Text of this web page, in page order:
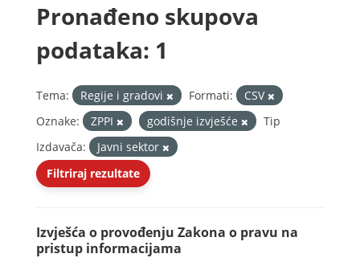
Pronađeno skupova
podataka: 1
Tema: Regije i gradovi Formati:
CSV
Oznake:
ZPPI godišnje izvješće
Tip
Izdavača:
Javni sektor
Filtriraj rezultate
Izvješća o provođenju Zakona o pravu na
pristup informacijama